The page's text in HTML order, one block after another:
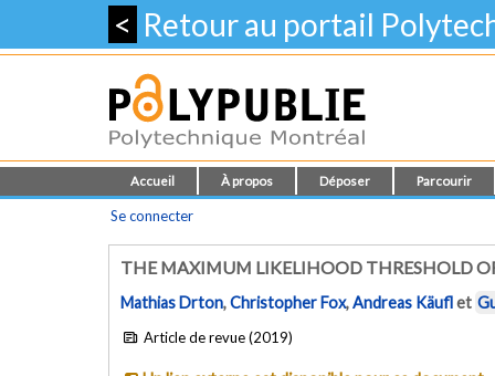
< Retour au portail
Accueil À propos Déposer Parcourir
Se connecter
THE MAXIMUM LIKELIHOOD THRESHOLD
Mathias Drton,Christopher Fox,Andreas Käuflet
Article de revue (2019)